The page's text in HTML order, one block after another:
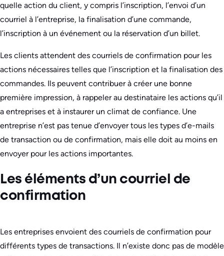
quelle action du client, y compris l’inscription, l’envoi d’un
courriel à l’entreprise, la finalisation d’une commande,
l’inscription à un événement ou la réservation d’un billet.
Les clients attendent des courriels de confirmation pour les
actions nécessaires telles que l’inscription et la finalisation des
commandes. Ils peuvent contribuer à créer une bonne
première impression, à rappeler au destinataire les actions qu’il
a entreprises et à instaurer un climat de confiance. Une
entreprise n’est pas tenue d’envoyer tous les types d’e-mails
de transaction ou de confirmation, mais elle doit au moins en
envoyer pour les actions importantes.
Les éléments d’un courriel de
confirmation
Les entreprises envoient des courriels de confirmation pour
différents types de transactions. Il n’existe donc pas de modèle